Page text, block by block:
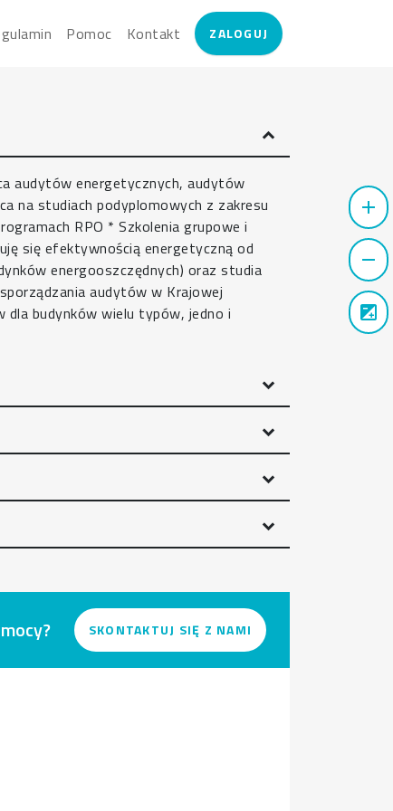
Pomoc Kontakt User account menu
ZALOGUJ
audytów energetycznych, audytów
na studiach podyplomowych z zakresu
RPO * Szkolenia grupowe i
się efektywnością energetyczną od
energooszczędnych) oraz studia
audytów w Krajowej
budynków wielu typów, jedno i
add
remove
exposure
SKONTAKTUJ SIĘ Z NAMI